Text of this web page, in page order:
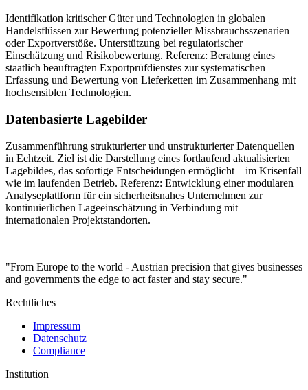
Identifikation kritischer Güter und Technologien in globalen
Handelsflüssen zur Bewertung potenzieller Missbrauchsszenarien
oder Exportverstöße. Unterstützung bei regulatorischer
Einschätzung und Risikobewertung. Referenz: Beratung eines
staatlich beauftragten Exportprüfdienstes zur systematischen
Erfassung und Bewertung von Lieferketten im Zusammenhang mit
hochsensiblen Technologien.
Datenbasierte Lagebilder
Zusammenführung strukturierter und unstrukturierter Datenquellen
in Echtzeit. Ziel ist die Darstellung eines fortlaufend aktualisierten
Lagebildes, das sofortige Entscheidungen ermöglicht – im Krisenfall
wie im laufenden Betrieb. Referenz: Entwicklung einer modularen
Analyseplattform für ein sicherheitsnahes Unternehmen zur
kontinuierlichen Lageeinschätzung in Verbindung mit
internationalen Projektstandorten.
"From Europe to the world - Austrian precision that gives businesses
and governments the edge to act faster and stay secure."
Rechtliches
Impressum
Datenschutz
Compliance
Institution